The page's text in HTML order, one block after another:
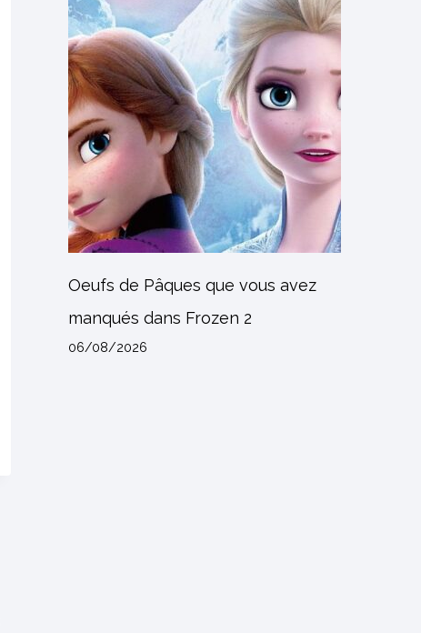
Oeufs de Pâques que vous avez
manqués dans Frozen 2
06/08/2026